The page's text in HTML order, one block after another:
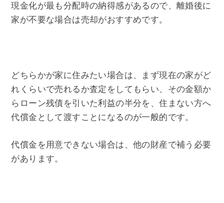
現金化が最も分配時の納得感があるので、離婚後に
家が不要な場合は売却がおすすめです。
どちらかが家に住みたい場合は、まず現在の家がど
れくらいで売れるか査定をしてもらい、その金額か
らローン残債を引いた利益の半分を、住まない方へ
代償金として渡すことになるのが一般的です。
代償金を用意できない場合は、他の財産で補う必要
があります。